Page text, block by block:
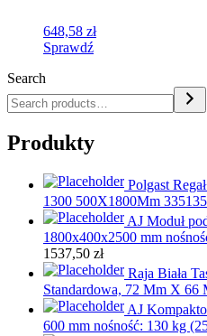
648,58 zł
Sprawdź
Search
Produkty
Polgast
1300 500X1800Mm 335135
AJ Moduł
1800x400x2500 mm
1537,50 zł
Raja Biała
Standardowa, 72 Mm X 66
AJ
600 mm nośność: 130 kg